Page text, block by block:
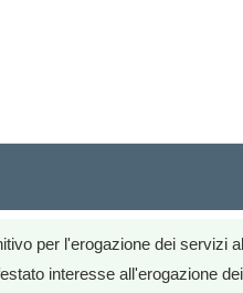
per l'erogazione dei servizi
interesse all'erogazione